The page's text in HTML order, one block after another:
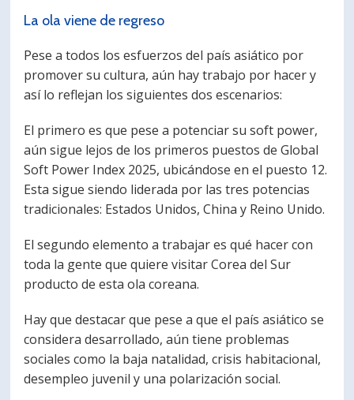
La ola viene de regreso
Pese a todos los esfuerzos del país asiático por
promover su cultura, aún hay trabajo por hacer y
así lo reflejan los siguientes dos escenarios:
El primero es que pese a potenciar su soft power,
aún sigue lejos de los primeros puestos de Global
Soft Power Index 2025, ubicándose en el puesto 12.
Esta sigue siendo liderada por las tres potencias
tradicionales: Estados Unidos, China y Reino Unido.
El segundo elemento a trabajar es qué hacer con
toda la gente que quiere visitar Corea del Sur
producto de esta ola coreana.
Hay que destacar que pese a que el país asiático se
considera desarrollado, aún tiene problemas
sociales como la baja natalidad, crisis habitacional,
desempleo juvenil y una polarización social.